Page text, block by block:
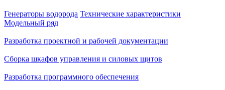
Генераторы водорода Технические характеристики
Модельный ряд
Разработка проектной и рабочей документации
Сборка шкафов управления и силовых щитов
Разработка программного обеспечения